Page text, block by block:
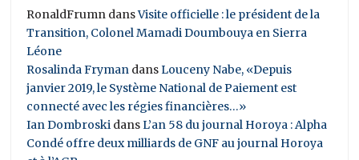
RonaldFrumn dansVisite officielle : le président de la
Transition, Colonel Mamadi Doumbouya en Sierra
Léone
Rosalinda Fryman dansLouceny Nabe, «Depuis
janvier 2019, le Système National de Paiement est
connecté avec les régies financières…»
Ian Dombroski dansL’an 58 du journal Horoya : Alpha
Condé offre deux milliards de GNF au journal Horoya